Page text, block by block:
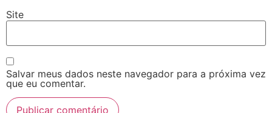
Site
Salvar meus dados neste navegador para a próxima vez
que eu comentar.